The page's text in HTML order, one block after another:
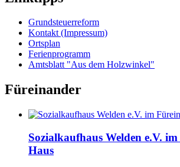
Grundsteuerreform
Kontakt (Impressum)
Ortsplan
Ferienprogramm
Amtsblatt "Aus dem Holzwinkel"
Füreinander
Sozialkaufhaus Welden e.V.
Haus